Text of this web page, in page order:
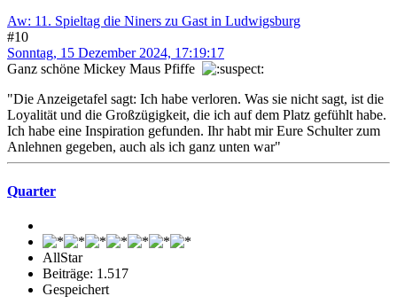
Aw: 11. Spieltag die Niners zu Gast in Ludwigsburg
#10
Sonntag, 15 Dezember 2024, 17:19:17
Ganz schöne Mickey Maus Pfiffe
"Die Anzeigetafel sagt: Ich habe verloren. Was sie nicht sagt, ist die
Loyalität und die Großzügigkeit, die ich auf dem Platz gefühlt habe.
Ich habe eine Inspiration gefunden. Ihr habt mir Eure Schulter zum
Anlehnen gegeben, auch als ich ganz unten war"
Quarter
AllStar
Beiträge: 1.517
Gespeichert